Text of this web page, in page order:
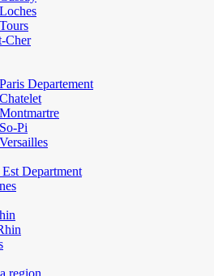
Loches
Tours
Cher
Paris Departement
Chatelet
Montmartre
So-Pi
Versailles
Department
region